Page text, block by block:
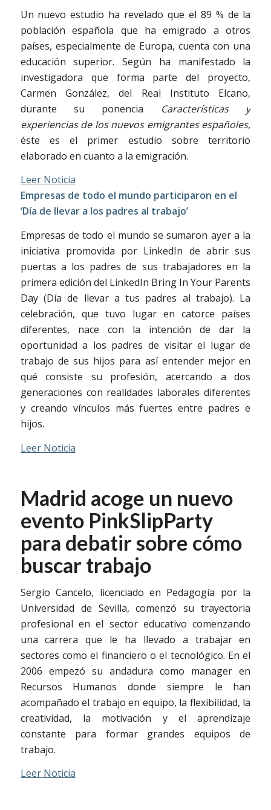
Un nuevo estudio ha revelado que el 89 % de la
población española que ha emigrado a otros
países, especialmente de Europa, cuenta con una
educación superior. Según ha manifestado la
investigadora que forma parte del proyecto,
Carmen González, del Real Instituto Elcano,
durante su ponencia Características y
experiencias de los nuevos emigrantes españoles,
éste es el primer estudio sobre territorio
elaborado en cuanto a la emigración.
Leer Noticia
Empresas de todo el mundo participaron en el
‘Día de llevar a los padres al trabajo’
Empresas de todo el mundo se sumaron ayer a la
iniciativa promovida por LinkedIn de abrir sus
puertas a los padres de sus trabajadores en la
primera edición del LinkedIn Bring In Your Parents
Day (Día de llevar a tus padres al trabajo). La
celebración, que tuvo lugar en catorce países
diferentes, nace con la intención de dar la
oportunidad a los padres de visitar el lugar de
trabajo de sus hijos para así entender mejor en
qué consiste su profesión, acercando a dos
generaciones con realidades laborales diferentes
y creando vínculos más fuertes entre padres e
hijos.
Leer Noticia
Madrid acoge un nuevo
evento PinkSlipParty
para debatir sobre cómo
buscar trabajo
Sergio Cancelo, licenciado en Pedagogía por la
Universidad de Sevilla, comenzó su trayectoria
profesional en el sector educativo comenzando
una carrera que le ha llevado a trabajar en
sectores como el financiero o el tecnológico. En el
2006 empezó su andadura como manager en
Recursos Humanos donde siempre le han
acompañado el trabajo en equipo, la flexibilidad, la
creatividad, la motivación y el aprendizaje
constante para formar grandes equipos de
trabajo.
Leer Noticia